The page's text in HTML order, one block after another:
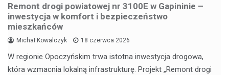
Remont drogi powiatowej nr 3100E w Gapininie –
inwestycja w komfort i bezpieczeństwo
mieszkańców
Michał Kowalczyk 18 czerwca 2026
W regionie Opoczyńskim trwa istotna inwestycja drogowa,
która wzmacnia lokalną infrastrukturę. Projekt „Remont drogi